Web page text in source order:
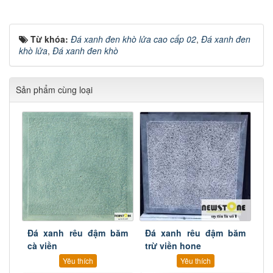
Từ khóa: Đá xanh đen khò lửa cao cấp 02, Đá xanh đen
khò lửa, Đá xanh đen khò
Sản phẩm cùng loại
Đá xanh rêu đậm băm
cà viền
Yêu thích
Đá xanh rêu đậm băm
trừ viền hone
Yêu thích